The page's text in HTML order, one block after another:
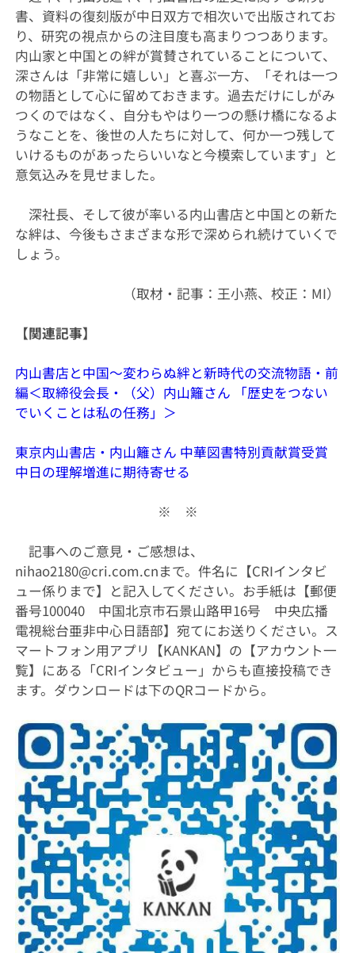
書、資料の復刻版が中日双方で相次いで出版されてお
り、研究の視点からの注目度も高まりつつあります。
内山家と中国との絆が賞賛されていることについて、
深さんは「非常に嬉しい」と喜ぶ一方、「それは一つ
の物語として心に留めておきます。過去だけにしがみ
つくのではなく、自分もやはり一つの懸け橋になるよ
うなことを、後世の人たちに対して、何か一つ残して
いけるものがあったらいいなと今模索しています」と
意気込みを見せました。
深社長、そして彼が率いる内山書店と中国との新た
な絆は、今後もさまざまな形で深められ続けていくで
しょう。
（取材・記事：王小燕、校正：MI）
【関連記事】
内山書店と中国〜変わらぬ絆と新時代の交流物語・前
編＜取締役会長・（父）内山籬さん 「歴史をつない
でいくことは私の任務」＞
東京内山書店・内山籬さん 中華図書特別貢献賞受賞
中日の理解増進に期待寄せる
※ ※
記事へのご意見・ご感想は、
nihao2180@cri.com.cnまで。件名に【CRIインタビ
ュー係りまで】と記入してください。お手紙は【郵便
番号100040 中国北京市石景山路甲16号 中央広播
電視総台亜非中心日語部】宛てにお送りください。ス
マートフォン用アプリ【KANKAN】の【アカウント一
覧】にある「CRIインタビュー」からも直接投稿でき
ます。ダウンロードは下のQRコードから。